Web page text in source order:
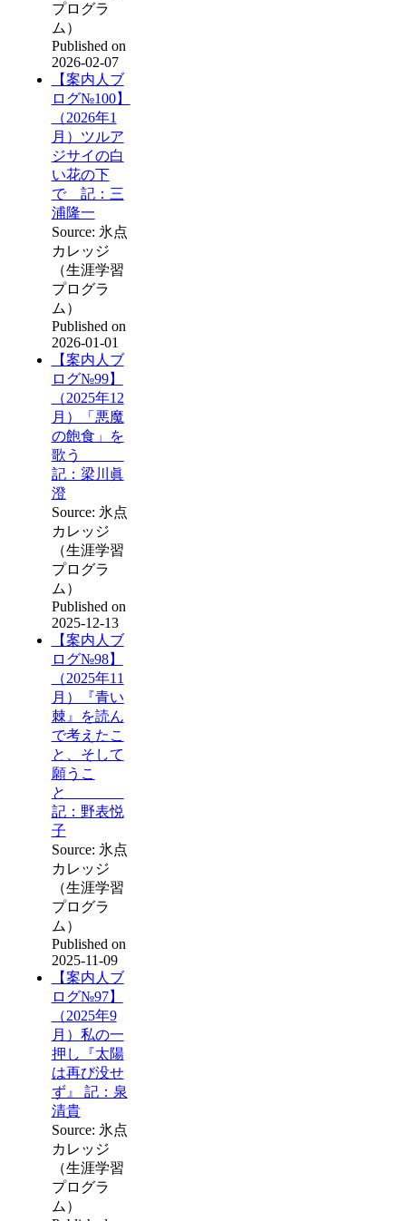
プログラ
ム）
Published on
2026-02-07
【案内人ブ
ログ№100】
（2026年1
月）ツルア
ジサイの白
い花の下
で 記：三
浦隆一
Source: 氷点
カレッジ
（生涯学習
プログラ
ム）
Published on
2026-01-01
【案内人ブ
ログ№99】
（2025年12
月）「悪魔
の飽食」を
歌う
記：梁川眞
澄
Source: 氷点
カレッジ
（生涯学習
プログラ
ム）
Published on
2025-12-13
【案内人ブ
ログ№98】
（2025年11
月）『青い
棘』を読ん
で考えたこ
と、そして
願うこ
と
記：野表悦
子
Source: 氷点
カレッジ
（生涯学習
プログラ
ム）
Published on
2025-11-09
【案内人ブ
ログ№97】
（2025年9
月）私の一
押し『太陽
は再び没せ
ず』 記：泉
清貴
Source: 氷点
カレッジ
（生涯学習
プログラ
ム）